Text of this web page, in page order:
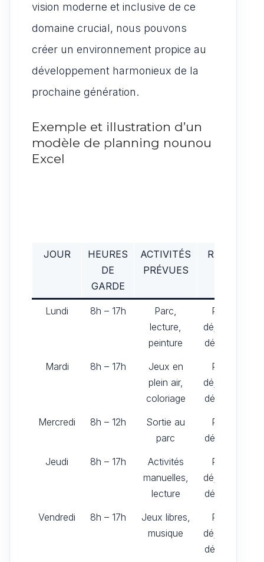
vision moderne et inclusive de ce
domaine crucial, nous pouvons
créer un environnement propice au
développement harmonieux de la
prochaine génération.
Exemple et illustration d’un
modèle de planning nounou
Excel
JOUR
HEURES
DE
GARDE
ACTIVITÉS
PRÉVUES
REPAS
Lundi 8h – 17h
Parc,
lecture,
peinture
Petit-
déjeuner,
déjeuner
Mardi
8h – 17h
Jeux en
plein air,
coloriage
Petit-
déjeuner,
déjeuner
Mercredi
8h – 12h
Sortie au
parc
Petit-
déjeuner
Jeudi
8h – 17h
Activités
manuelles,
lecture
Petit-
déjeuner,
déjeuner
Vendredi
8h – 17h
Jeux libres,
musique
Petit-
déjeuner,
déjeuner